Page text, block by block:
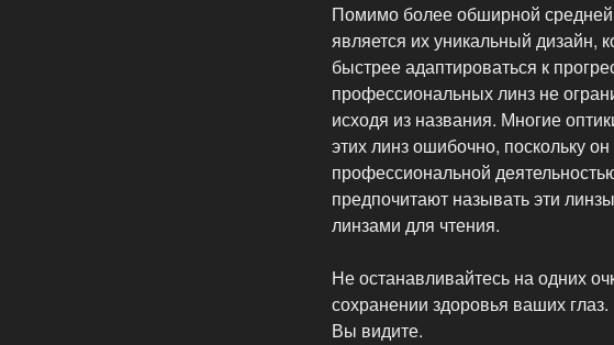
Помимо более обширной
является их уникальный дизайн,
быстрее адаптироваться к
профессиональных линз не
исходя из названия. Многие
этих линз ошибочно, поскольку
профессиональной
предпочитают называть эти
линзами для чтения.
Не останавливайтесь на одних
сохранении здоровья ваших
Вы видите.